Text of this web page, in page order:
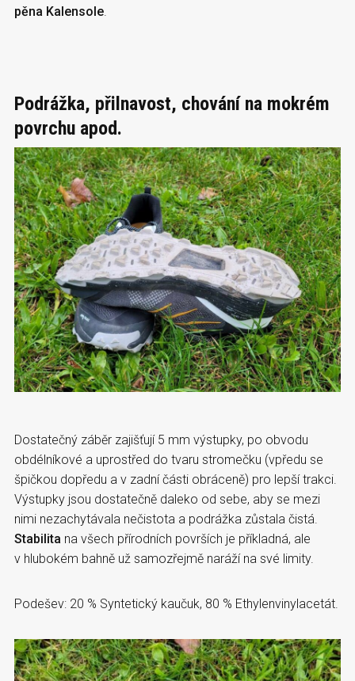
pěna Kalensole
Podrážka, přilnavost, chování na mokrém
povrchu apod.
Dostatečný záběr zajišťují 5 mm výstupky, po obvodu
obdélníkové a uprostřed do tvaru stromečku (vpředu se
špičkou dopředu a v zadní části obráceně) pro lepší trakci.
Výstupky jsou dostatečně daleko od sebe, aby se mezi
nimi nezachytávala nečistota a podrážka zůstala čistá.
Stabilita na všech přírodních površích je příkladná, ale
v hlubokém bahně už samozřejmě naráží na své limity.
Podešev: 20 % Syntetický kaučuk, 80 % Ethylenvinylacetát.